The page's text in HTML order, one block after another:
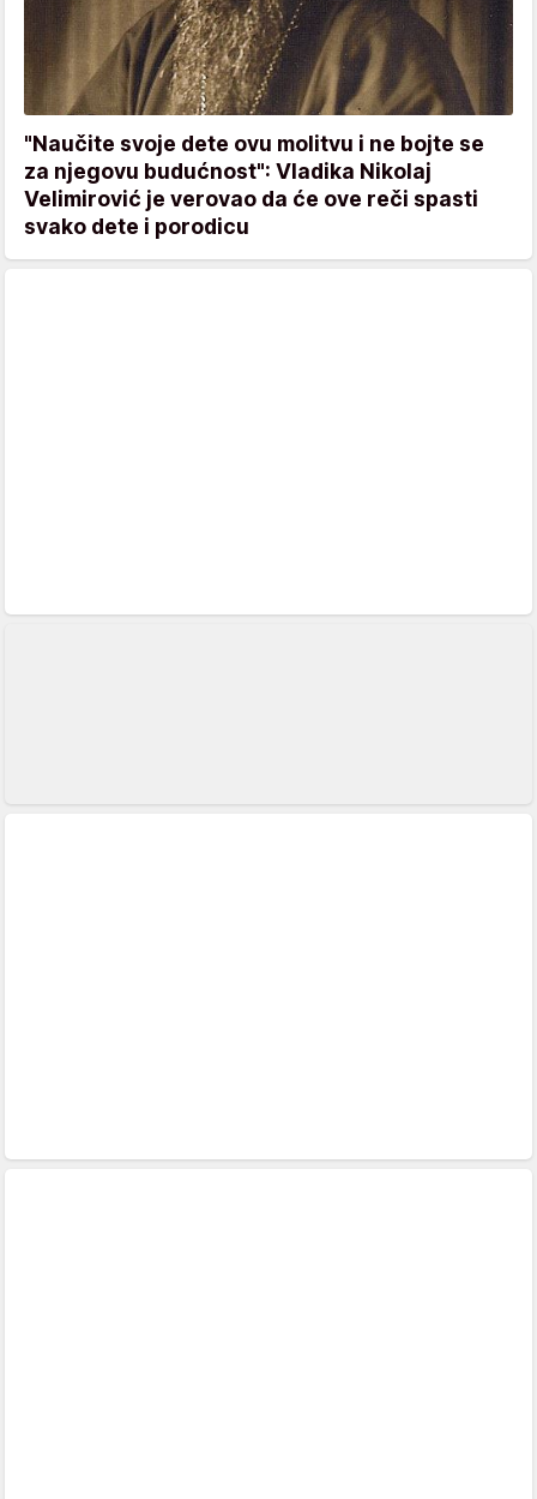
"Naučite svoje dete ovu molitvu i ne bojte se
za njegovu budućnost": Vladika Nikolaj
Velimirović je verovao da će ove reči spasti
svako dete i porodicu